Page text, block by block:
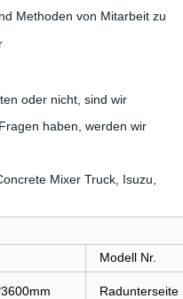
Methoden von Mitarbeit zu
oder nicht, sind wir
haben, werden wir
Modell Nr.
Radunterseite